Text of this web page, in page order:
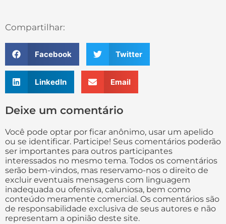
Compartilhar:
Facebook Twitter
LinkedIn Email
Deixe um comentário
Você pode optar por ficar anônimo, usar um apelido
ou se identificar. Participe! Seus comentários poderão
ser importantes para outros participantes
interessados no mesmo tema. Todos os comentários
serão bem-vindos, mas reservamo-nos o direito de
excluir eventuais mensagens com linguagem
inadequada ou ofensiva, caluniosa, bem como
conteúdo meramente comercial. Os comentários são
de responsabilidade exclusiva de seus autores e não
representam a opinião deste site.